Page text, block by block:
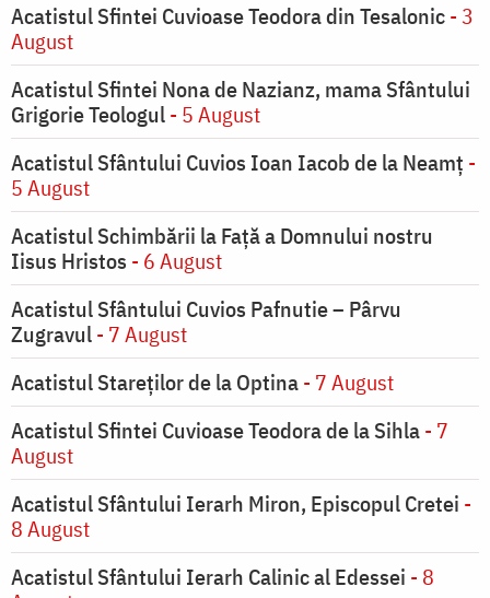
Acatistul Sfintei Cuvioase Teodora din Tesalonic- 3
August
Acatistul Sfintei Nona de Nazianz, mama Sfântului
Grigorie Teologul- 5 August
Acatistul Sfântului Cuvios Ioan Iacob de la Neamț -
5 August
Acatistul Schimbării la Faţă a Domnului nostru
Iisus Hristos - 6 August
Acatistul Sfântului Cuvios Pafnutie – Pârvu
Zugravul- 7 August
Acatistul Stareţilor de la Optina- 7 August
Acatistul Sfintei Cuvioase Teodora de la Sihla- 7
August
Acatistul Sfântului Ierarh Miron, Episcopul Cretei -
8 August
Acatistul Sfântului Ierarh Calinic al Edessei - 8